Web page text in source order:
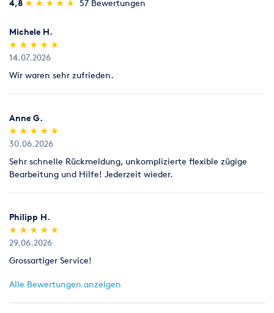
4,8 (*)
★
★
(*) ★
★
(*) ★
★
(*) ★
★
(*) ★
★ 57 Bewertungen
Michele H.
(*)
★
★
(*) ★
★
(*) ★
★
(*) ★
★
(*) ★
★
14.07.2026
Wir waren sehr zufrieden.
Anne G.
(*)
★
★
(*) ★
★
(*) ★
★
(*) ★
★
(*) ★
★
30.06.2026
Sehr schnelle Rückmeldung, unkomplizierte flexible zügige
Bearbeitung und Hilfe! Jederzeit wieder.
Philipp H.
(*)
★
★
(*) ★
★
(*) ★
★
(*) ★
★
(*) ★
★
29.06.2026
Grossartiger Service!
Alle Bewertungen anzeigen